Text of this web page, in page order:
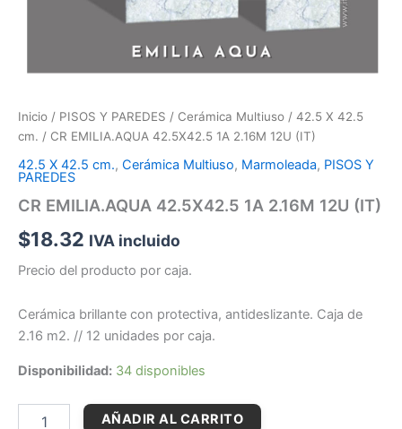
Inicio / PISOS Y PAREDES / Cerámica Multiuso / 42.5 X 42.5
cm. / CR EMILIA.AQUA 42.5X42.5 1A 2.16M 12U (IT)
42.5 X 42.5 cm., Cerámica Multiuso, Marmoleada, PISOS Y
PAREDES
CR EMILIA.AQUA 42.5X42.5 1A 2.16M 12U (IT)
$18.32 IVA incluido
Precio del producto por caja.
Cerámica brillante con protectiva, antideslizante. Caja de
2.16 m2. // 12 unidades por caja.
Disponibilidad: 34 disponibles
AÑADIR AL CARRITO